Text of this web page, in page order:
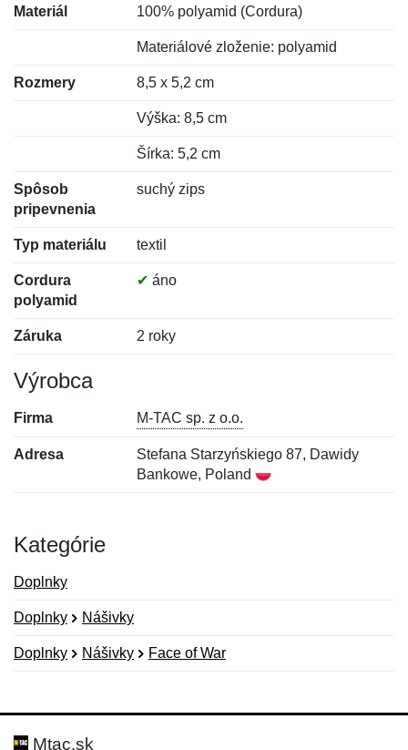
Materiál 100% polyamid (Cordura)
Materiálové zloženie: polyamid
Rozmery 8,5 x 5,2 cm
Výška: 8,5 cm
Šírka: 5,2 cm
Spôsob
pripevnenia
suchý zips
Typ materiálu textil
Cordura
polyamid
✔ áno
Záruka 2 roky
Výrobca
Firma M-TAC sp. z o.o.
Adresa
Stefana Starzyńskiego 87, Dawidy
Bankowe, Poland
Kategórie
Doplnky
Doplnky Nášivky
Doplnky Nášivky Face of War
Hodnotenie:
Meno:
Mtac.sk